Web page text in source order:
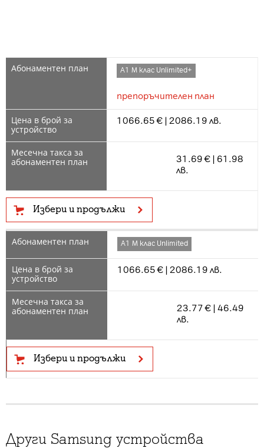
А1 М клас Unlimited+
препоръчителен план
1066.65 € | 2086.19 лв.
31.69 € | 61.98
лв.
Избери и продължи
А1 М клас Unlimited
1066.65 € | 2086.19 лв.
23.77 € | 46.49
лв.
Избери и продължи
Други Samsung устройства